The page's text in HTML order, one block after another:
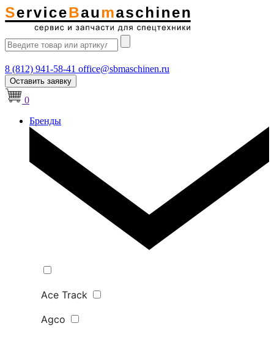
8 (812) 941-58-41 office@sbmaschinen.ru
Оставить заявку
0
Бренды
Ace Track
Agco